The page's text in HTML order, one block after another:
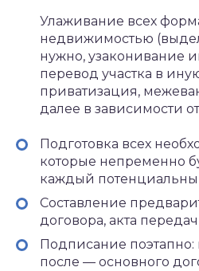
Улаживание всех
недвижимостью
нужно, узаконивание
перевод участка в
приватизация,
далее в зависимости
Подготовка всех
которые непременно
каждый
Составление
договора, акта
Подписание поэтапно:
после — основного